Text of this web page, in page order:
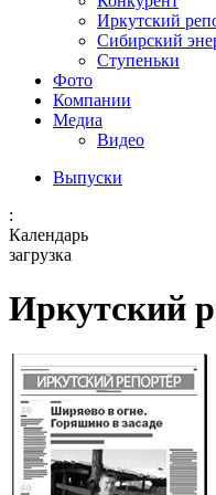
Иркутский
Сибирский
Ступеньки
Фото
Компании
Медиа
Видео
Выпуски
:
Календарь
загрузка
Иркутский